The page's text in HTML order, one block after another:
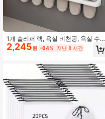
1개 슬리퍼 랙, 욕실 비천공, 욕실 수납
랙, 벽걸이 가정용 수납, 신발 배수 랙
2,245원 -64% 지난 8 시간